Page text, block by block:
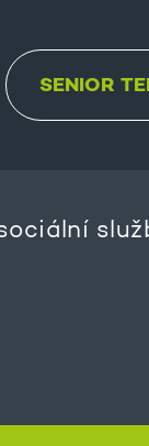
SENIOR